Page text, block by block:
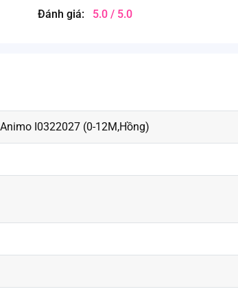
Đánh giá:
5.0 / 5.0
I0322027 (0-12M,Hồng)